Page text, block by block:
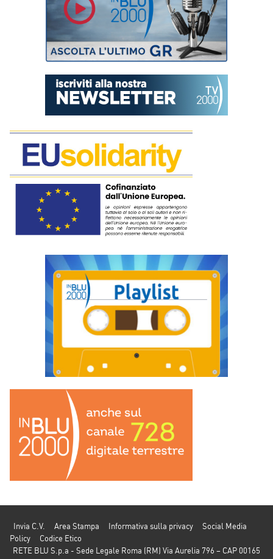
Invia C.V. Area Stampa Informativa sulla privacy
Social Media
Policy
Codice Etico
RETE BLU S.p.a - Sede Legale Roma (RM) Via Aurelia 796 – CAP 00165